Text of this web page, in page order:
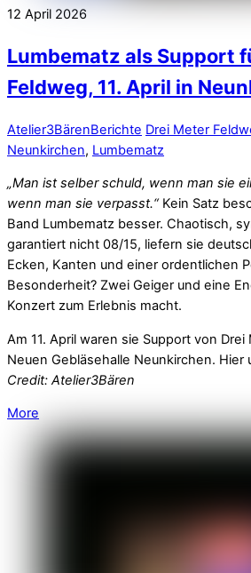
12 April 2026
Lumbematz als Support
Feldweg, 11. April in
Atelier3BärenBerichte Drei Meter
Neunkirchen, Lumbematz
„Man ist selber schuld, wenn man sie
wenn man sie verpasst.“ Kein Satz
Band Lumbematz besser. Chaotisch,
garantiert nicht 08/15, liefern sie
Ecken, Kanten und einer ordentlichen
Besonderheit? Zwei Geiger und eine
Konzert zum Erlebnis macht.
Am 11. April waren sie Support von
Neuen Gebläsehalle Neunkirchen. Hier
Credit: Atelier3Bären
More